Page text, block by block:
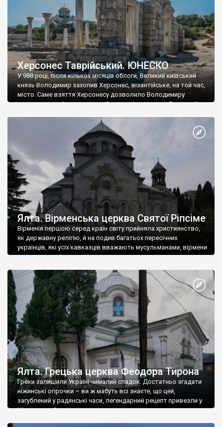
Херсонес Таврійський. ЮНЕСКО
У 988 році, після кількох місяців облоги, Великий київський
князь Володимир захопив Херсонес, візантійське, на той час,
місто. Саме взяття Херсонесу дозволило Володимиру
диктувати свої умови візантійському імператору Василю ІІ, та
Херсонесі Володимир-язичник, став Василем-християнином.
А потім було Хрещення Русі. На честь Херсонесу Таврійського
Ялта. Вірменська церква Святої Ріпсіме
Вірменія першою серед країн світу прийняла християнство,
як державну релігію, й на подив багатьох пересічних
українців, які усіх кавказців вважають мусульманами, вірмени
є відданими вірянами Христа
Ялта. Грецька церква Феодора Тирона
Греки залишили Україні чималий спадок. Достатньо згадати
ніжинські огірочки – ви ж мабуть всі знаєте, що цей,
загублений у радянські часи, легендарний рецепт привезли у
Ніжин греки?